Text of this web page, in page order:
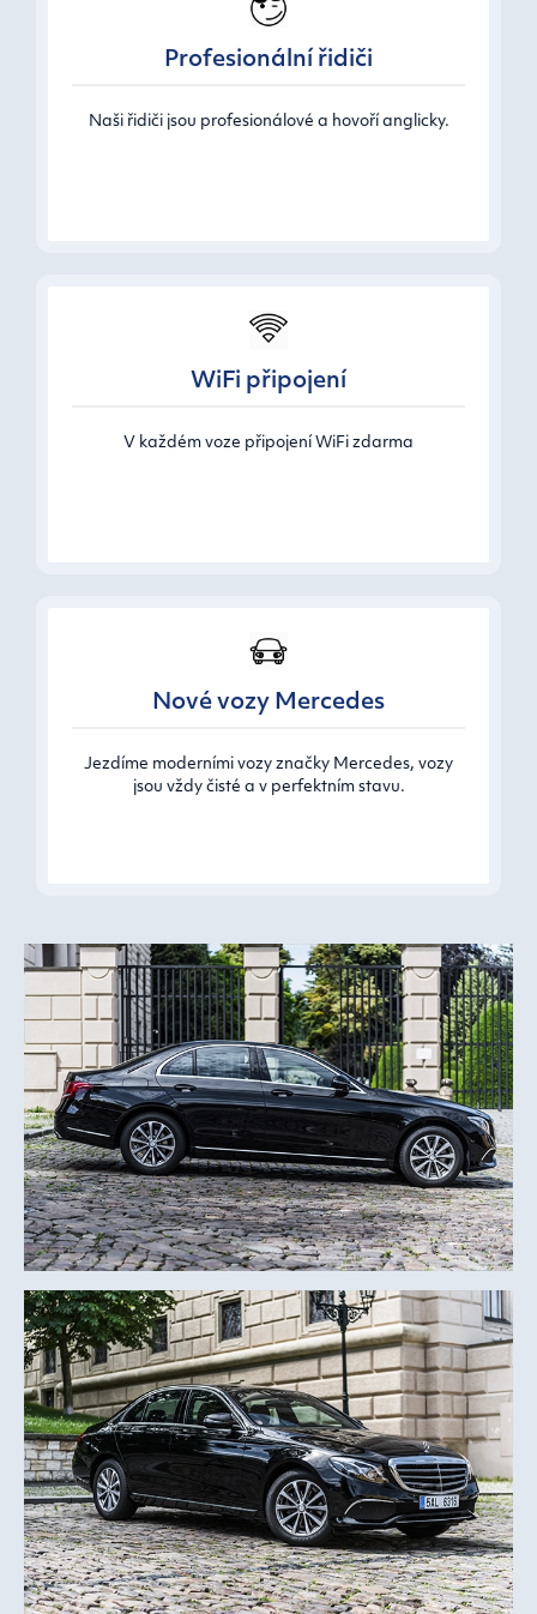
Profesionální řidiči
Naši řidiči jsou profesionálové a hovoří anglicky.
WiFi připojení
V každém voze připojení WiFi zdarma
Nové vozy Mercedes
Jezdíme moderními vozy značky Mercedes, vozy
jsou vždy čisté a v perfektním stavu.